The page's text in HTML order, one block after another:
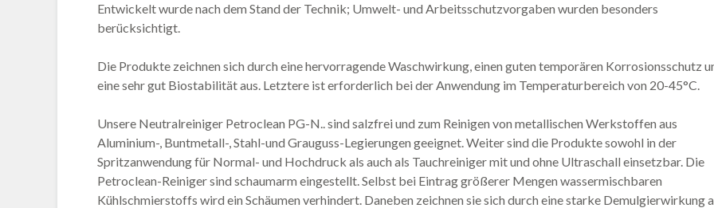
Entwickelt wurde nach dem Stand der Technik; Umwelt- und Arbeitsschutzvorgaben wurden besonders
berücksichtigt.
Die Produkte zeichnen sich durch eine hervorragende Waschwirkung, einen guten temporären Korrosionsschutz
eine sehr gut Biostabilität aus. Letztere ist erforderlich bei der Anwendung im Temperaturbereich von 20-45°C.
Unsere Neutralreiniger Petroclean PG-N.. sind salzfrei und zum Reinigen von metallischen Werkstoffen aus
Aluminium-, Buntmetall-, Stahl-und Grauguss-Legierungen geeignet. Weiter sind die Produkte sowohl in der
Spritzanwendung für Normal- und Hochdruck als auch als Tauchreiniger mit und ohne Ultraschall einsetzbar. Die
Petroclean-Reiniger sind schaumarm eingestellt. Selbst bei Eintrag größerer Mengen wassermischbaren
Kühlschmierstoffs wird ein Schäumen verhindert. Daneben zeichnen sie sich durch eine starke Demulgierwirkung